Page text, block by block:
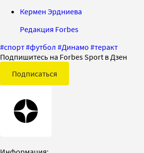
Кермен Эрдниева
Редакция Forbes
#спорт#футбол #Динамо #теракт
Подпишитесь на Forbes Sport в Дзен
Подписаться